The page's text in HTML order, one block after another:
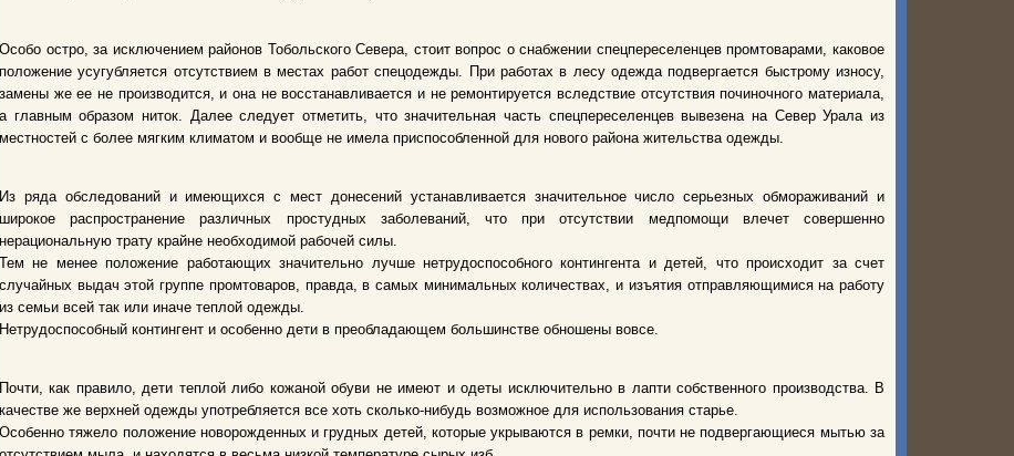
Особо остро, за исключением районов Тобольского Севера, стоит вопрос о снабжении спецпереселенцев промтоварами, каковое
положение усугубляется отсутствием в местах работ спецодежды. При работах в лесу одежда подвергается быстрому износу,
замены же ее не производится, и она не восстанавливается и не ремонтируется вследствие отсутствия починочного материала,
а главным образом ниток. Далее следует отметить, что значительная часть спецпереселенцев вывезена на Север Урала из
местностей с более мягким климатом и вообще не имела приспособленной для нового района жительства одежды.
Из ряда обследований и имеющихся с мест донесений устанавливается значительное число серьезных обмораживаний и
широкое распространение различных простудных заболеваний, что при отсутствии медпомощи влечет совершенно
нерациональную трату крайне необходимой рабочей силы.
Тем не менее положение работающих значительно лучше нетрудоспособного контингента и детей, что происходит за счет
случайных выдач этой группе промтоваров, правда, в самых минимальных количествах, и изъятия отправляющимися на работу
из семьи всей так или иначе теплой одежды.
Нетрудоспособный контингент и особенно дети в преобладающем большинстве обношены вовсе.
Почти, как правило, дети теплой либо кожаной обуви не имеют и одеты исключительно в лапти собственного производства. В
качестве же верхней одежды употребляется все хоть сколько-нибудь возможное для использования старье.
Особенно тяжело положение новорожденных и грудных детей, которые укрываются в ремки, почти не подвергающиеся мытью за